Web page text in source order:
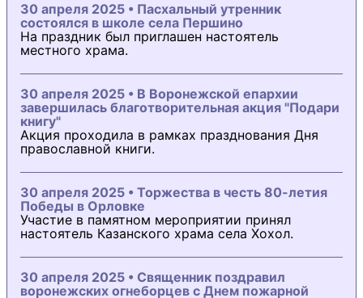
30 апреля 2025 • Пасхальный утренник
состоялся в школе села Першино
На праздник был приглашен настоятель
местного храма.
30 апреля 2025 • В Воронежской епархии
завершилась благотворительная акция "Подари
книгу"
Акция проходила в рамках празднования Дня
православной книги.
30 апреля 2025 • Торжества в честь 80-летия
Победы в Орловке
Участие в памятном мероприятии принял
настоятель Казанского храма села Хохол.
30 апреля 2025 • Священник поздравил
воронежских огнеборцев с Днем пожарной